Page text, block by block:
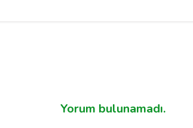
Yorum bulunamadı.